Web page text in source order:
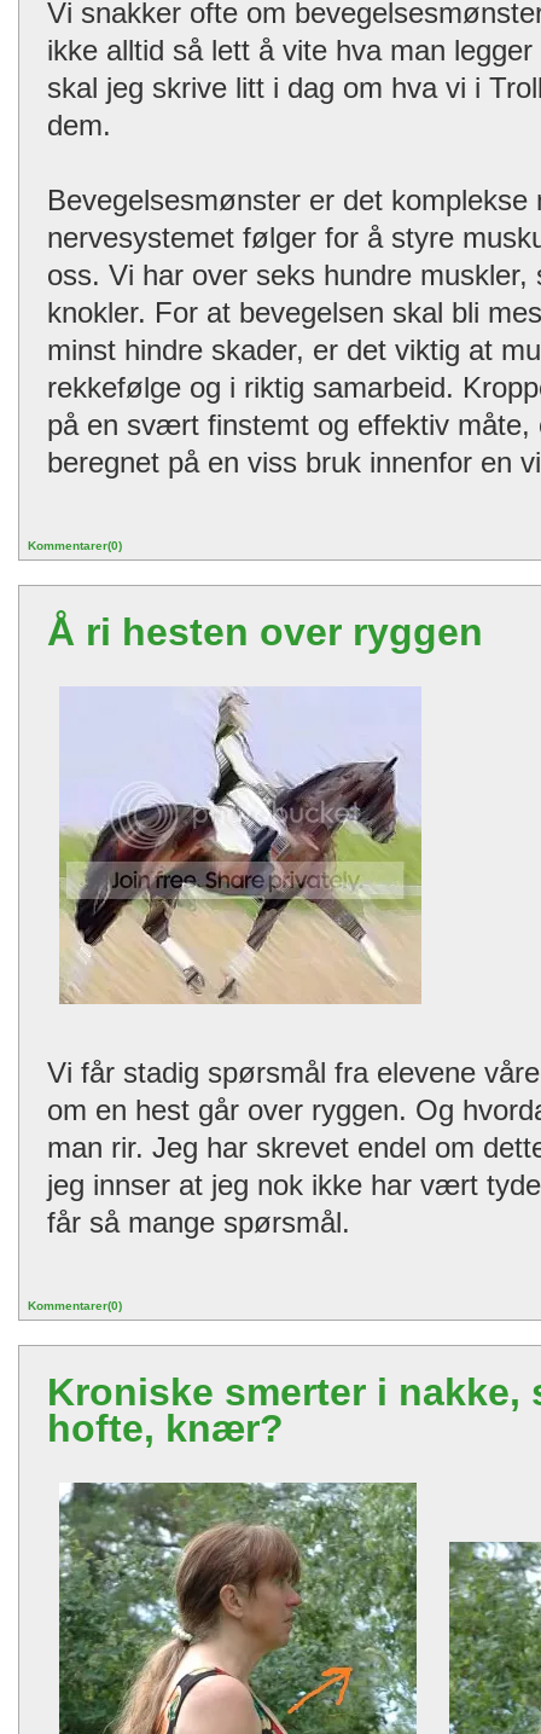
Vi snakker ofte om
ikke alltid så lett å vite hva man
skal jeg skrive litt i dag om hva vi i
dem.
Bevegelsesmønster er det komplekse
nervesystemet følger for å styre
oss. Vi har over seks hundre
knokler. For at bevegelsen skal bli
minst hindre skader, er det viktig at
rekkefølge og i riktig samarbeid.
på en svært finstemt og effektiv måte,
beregnet på en viss bruk innenfor en
Kommentarer(0)
Å ri hesten over ryggen
Vi får stadig spørsmål fra elevene
om en hest går over ryggen. Og
man rir. Jeg har skrevet endel om
jeg innser at jeg nok ikke har vært
får så mange spørsmål.
Kommentarer(0)
Kroniske smerter i nakke,
hofte, knær?